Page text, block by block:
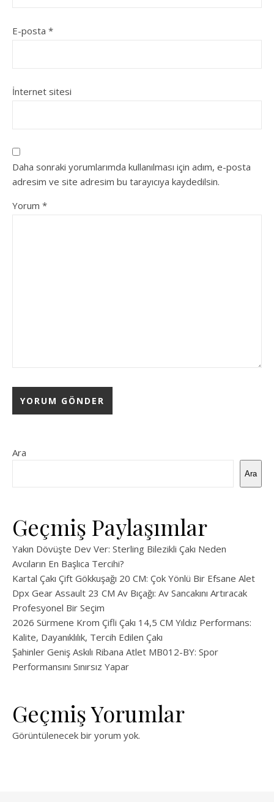
E-posta *
İnternet sitesi
Daha sonraki yorumlarımda kullanılması için adım, e-posta
adresim ve site adresim bu tarayıcıya kaydedilsin.
Yorum *
Ara
Ara
Geçmiş Paylaşımlar
Yakın Dövüşte Dev Ver: Sterling Bilezikli Çakı Neden
Avcıların En Başlıca Tercihi?
Kartal Çakı Çift Gökkuşağı 20 CM: Çok Yönlü Bir Efsane Alet
Dpx Gear Assault 23 CM Av Bıçağı: Av Sancakını Artıracak
Profesyonel Bir Seçim
2026 Sürmene Krom Çifli Çakı 14,5 CM Yıldız Performans:
Kalite, Dayanıklılık, Tercih Edilen Çakı
Şahinler Geniş Askılı Ribana Atlet MB012-BY: Spor
Performansını Sınırsız Yapar
Geçmiş Yorumlar
Görüntülenecek bir yorum yok.